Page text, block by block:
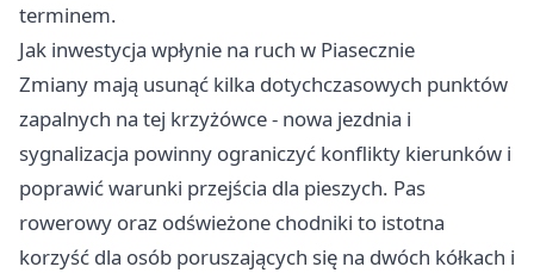
terminem.
Jak inwestycja wpłynie na ruch w Piasecznie
Zmiany mają usunąć kilka dotychczasowych punktów
zapalnych na tej krzyżówce - nowa jezdnia i
sygnalizacja powinny ograniczyć konflikty kierunków i
poprawić warunki przejścia dla pieszych. Pas
rowerowy oraz odświeżone chodniki to istotna
korzyść dla osób poruszających się na dwóch kółkach i